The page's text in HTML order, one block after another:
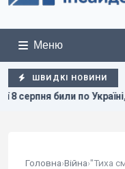
Меню
ШВИДКІ НОВИНИ
Дві океанічні
Головна›Війна›